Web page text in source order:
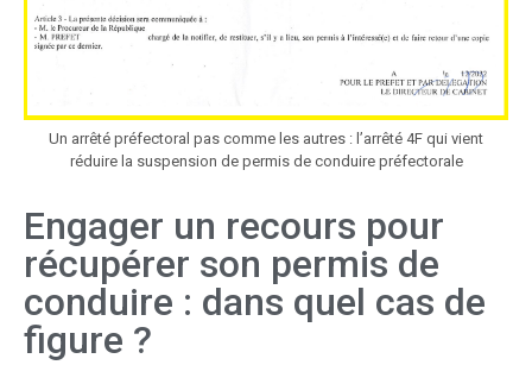
Un arrêté préfectoral pas comme les autres : l’arrêté 4F qui vient
réduire la suspension de permis de conduire préfectorale
Engager un recours pour
récupérer son permis de
conduire : dans quel cas de
figure ?